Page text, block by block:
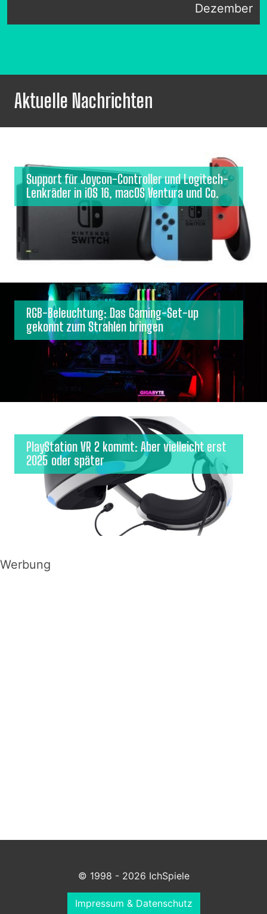
Dezember
Aktuelle Nachrichten
Support für Joycon-Controller und Logitech-
Lenkräder in iOS 16, macOS Ventura und Co.
RGB-Beleuchtung: Das Gaming-Set-up
gekonnt zum Strahlen bringen
PlayStation VR 2 kommt: Aber vielleicht erst
2025 oder später
Werbung
© 1998 - 2026 IchSpiele
Impressum & Datenschutz